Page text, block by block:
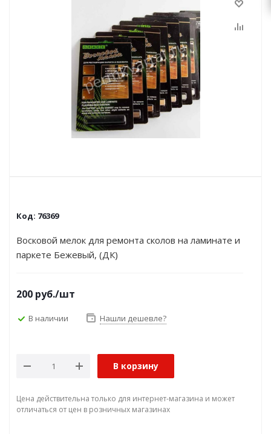
Код: 76369
Восковой мелок для ремонта сколов на ламинате и
паркете Бежевый, (ДК)
200 руб./шт
В наличии Нашли дешевле?
В корзину
Цена действительна только для интернет-магазина и может
отличаться от цен в розничных магазинах